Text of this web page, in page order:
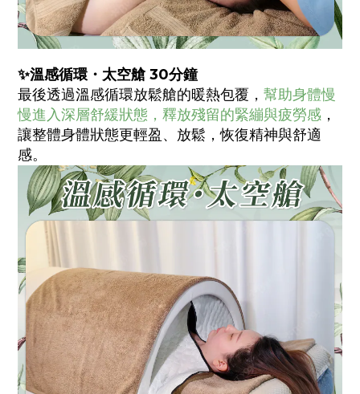
✨溫感循環・太空艙 30分鐘
最後透過溫感循環放鬆艙的暖熱包覆， 幫助身體慢
慢進入深層舒緩狀態，釋放殘留的緊繃與疲勞感 ，
讓整體身體狀態更輕盈、放鬆，恢復精神與舒適
感。